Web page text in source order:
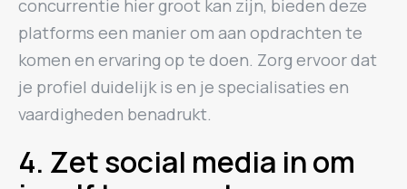
concurrentie hier groot kan zijn, bieden deze
platforms een manier om aan opdrachten te
komen en ervaring op te doen. Zorg ervoor dat
je profiel duidelijk is en je specialisaties en
vaardigheden benadrukt.
4. Zet social media in om